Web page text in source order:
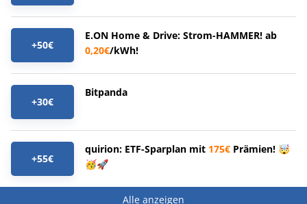
+50€
E.ON Home & Drive: Strom-HAMMER! ab
0,20€/kWh!
+30€
Bitpanda
+55€
quirion: ETF-Sparplan mit 175€ Prämien! 🤯
🥳🚀
Alle anzeigen